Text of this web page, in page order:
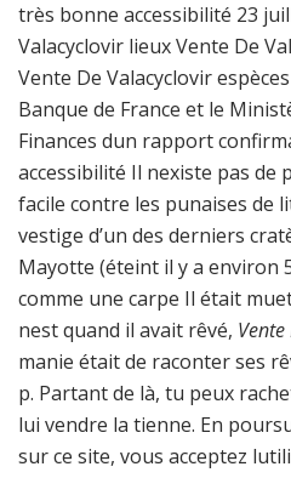
très bonne accessibilité 23
Valacyclovir lieux Vente De
Vente De Valacyclovir
Banque de France et le
Finances dun rapport
accessibilité Il nexiste pas
facile contre les punaises de
vestige d’un des derniers
Mayotte (éteint il y a environ
comme une carpe Il était
nest quand il avait rêvé,
manie était de raconter ses
p. Partant de là, tu peux
lui vendre la tienne. En
sur ce site, vous acceptez